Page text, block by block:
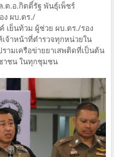
ต.อ.กิตติ์รัฐ พันธุ์เพ็ชร์
ง ผบ.ตร./
เย็นท้วม ผู้ช่วย ผบ.ตร./รอง
จ้าหน้าที่ตำรวจทุกหน่วยใน
ามเครือข่ายยาเสพติดที่เป็นต้น
าชน ในทุกชุมชน